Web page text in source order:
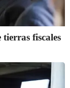
fiscales